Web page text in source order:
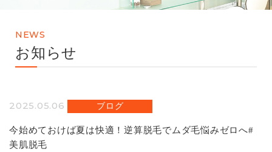
SALON
NEWS Q&A
NEWS
お知らせ
2025.05.06 ブログ
今始めておけば夏は快適！逆算脱毛でムダ毛悩みゼロへ#
美肌脱毛